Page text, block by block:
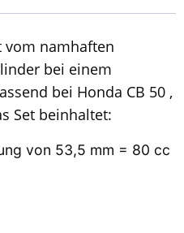
vom namhaften
bei einem
bei Honda CB 50 ,
Set beinhaltet:
von 53,5 mm = 80 cc